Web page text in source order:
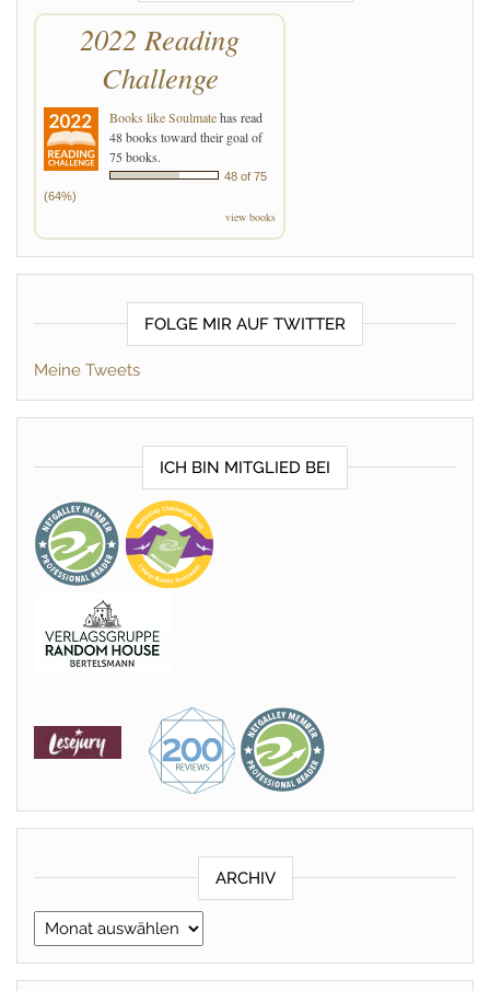
2022 Reading
Challenge
Books like Soulmatehas read
48 books toward their goal of
75 books.
48 of 75
(64%)
view books
FOLGE MIR AUF TWITTER
Meine Tweets
ICH BIN MITGLIED BEI
ARCHIV
Archiv